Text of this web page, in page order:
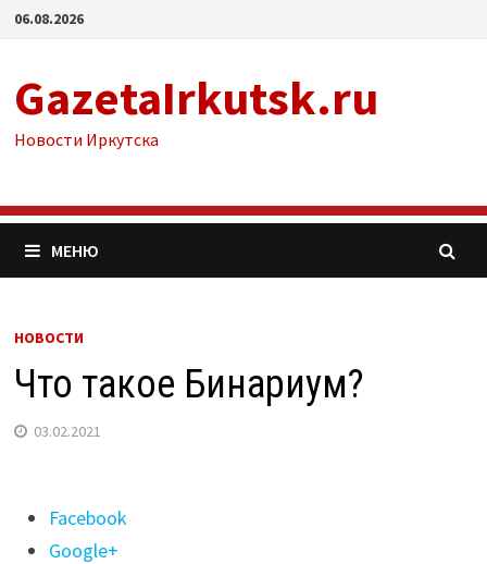
Перейти
06.08.2026
GazetaIrkutsk.ru
Новости Иркутска
МЕНЮ
НОВОСТИ
Что такое Бинариум?
03.02.2021
Поделиться
"Что
Facebook
Google+